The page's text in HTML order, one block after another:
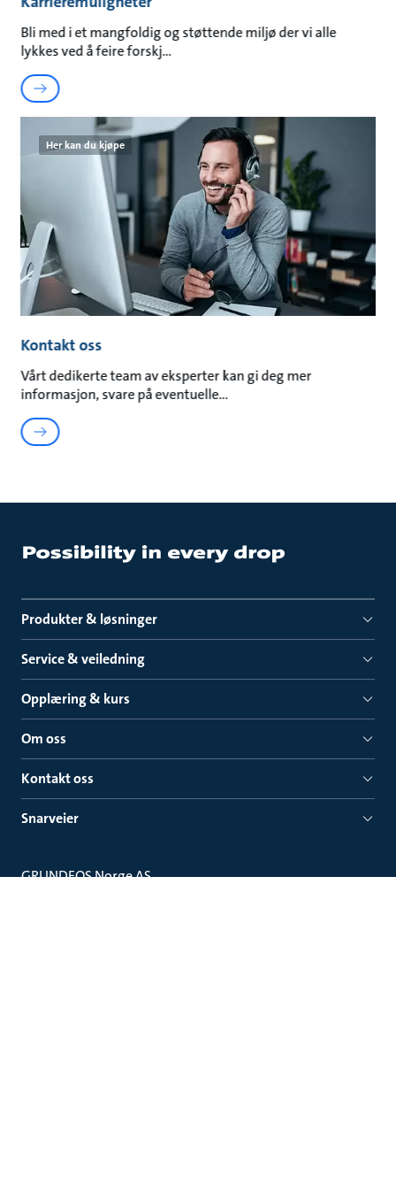
Bli med i et mangfoldig og støttende miljø der vi alle
lykkes ved å feire forskj
Her kan du kjøpe
Kontakt oss
Vårt dedikerte team av eksperter kan gi deg mer
informasjon, svare på eventuelle
Produkter & løsninger
Service & veiledning
Opplæring & kurs
Om oss
Kontakt oss
Snarveier
GRUNDFOS Norge AS